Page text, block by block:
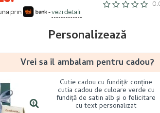
prin -vezi detalii
Personalizează
Vrei sa il ambalam pentru cadou?
Cutie cadou cu fundiță: conține
cutia cadou de culoare verde cu
fundiță de satin alb și o felicitare
cu text personalizat